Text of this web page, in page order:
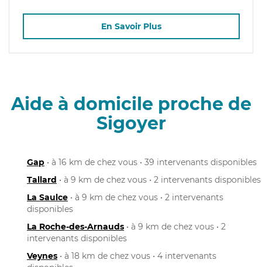
En Savoir Plus
Aide à domicile proche de
Sigoyer
Gap • à 16 km de chez vous • 39 intervenants disponibles
Tallard • à 9 km de chez vous • 2 intervenants disponibles
La Saulce • à 9 km de chez vous • 2 intervenants
disponibles
La Roche-des-Arnauds • à 9 km de chez vous • 2
intervenants disponibles
Veynes • à 18 km de chez vous • 4 intervenants